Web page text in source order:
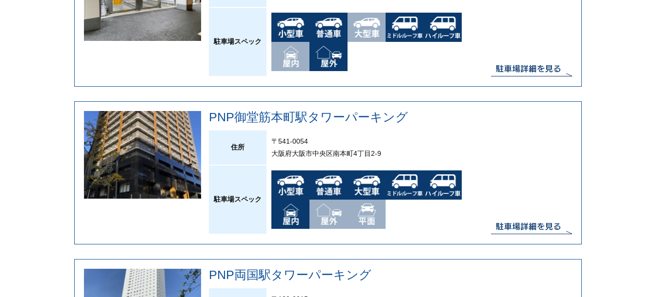
駐車場スペック
PNP御堂筋本町駅タワーパーキング
住所
〒541-0054
大阪府大阪市中央区南本町4丁目2-9
駐車場スペック
PNP両国駅タワーパーキング